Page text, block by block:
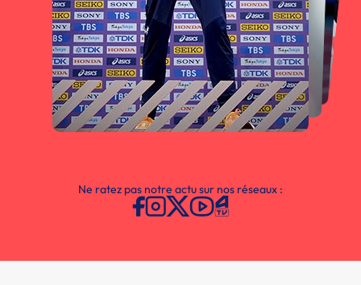
Ne ratez pas notre actu sur nos réseaux :